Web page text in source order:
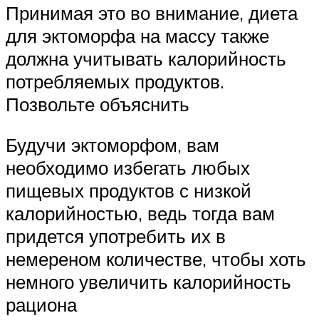
Принимая это во внимание, диета
для эктоморфа на массу также
должна учитывать калорийность
потребляемых продуктов.
Позвольте объяснить
Будучи эктоморфом, вам
необходимо избегать любых
пищевых продуктов с низкой
калорийностью, ведь тогда вам
придется употребить их в
немереном количестве, чтобы хоть
немного увеличить калорийность
рациона